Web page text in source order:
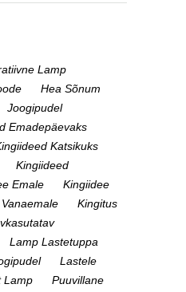
Lamp
Hea Sõnum
Joogipudel
Emadepäevaks
Katsikuks
Kingiideed
Emale
Kingiidee
Kingitus
Lamp Lastetuppa
Lastele
Lamp
Puuvillane